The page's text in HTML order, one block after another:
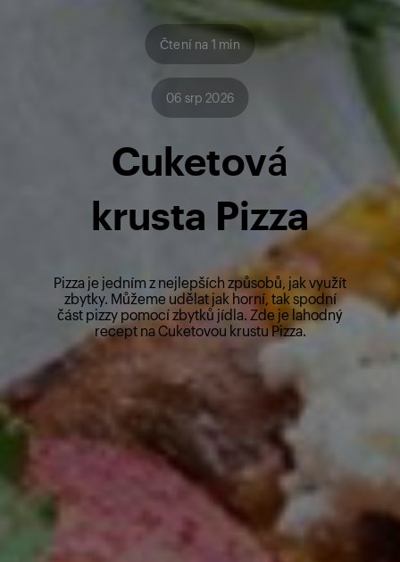
Čtení na 1 min
06 srp 2026
Cuketová
krusta Pizza
Pizza je jedním z nejlepších způsobů, jak využít
zbytky. Můžeme udělat jak horní, tak spodní
část pizzy pomocí zbytků jídla. Zde je lahodný
recept na Cuketovou krustu Pizza.